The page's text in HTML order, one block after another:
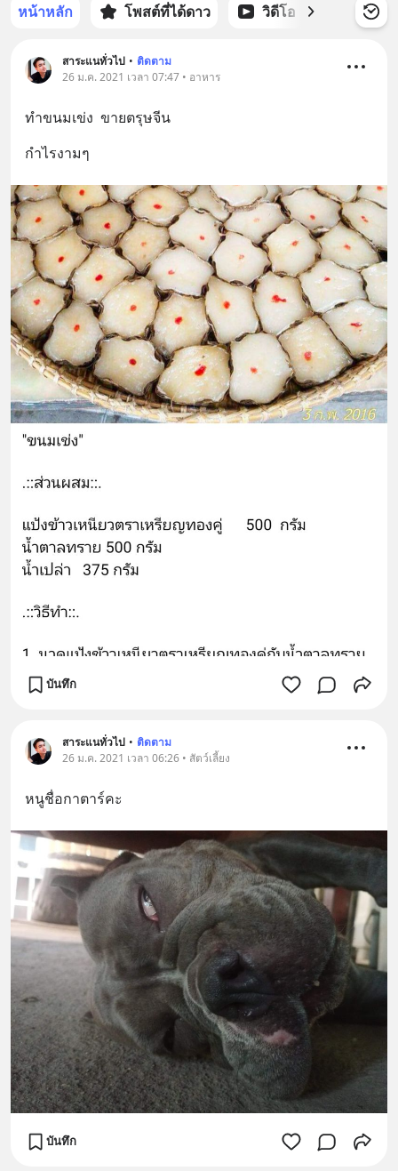
หน้าหลัก โพสต์ที่ได้ดาว วิดีโอ พอดแ
สาระแนทั่วไป • ติดตาม
26 ม.ค. 2021 เวลา 07:47 • อาหาร
ทำขนมเข่ง  ขายตรุษจีน
กำไรงามๆ
บันทึก
สาระแนทั่วไป • ติดตาม
26 ม.ค. 2021 เวลา 06:26 • สัตว์เลี้ยง
หนูชื่อกาตาร์คะ
บันทึก